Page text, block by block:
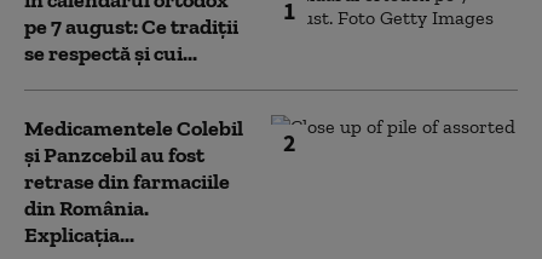
1
pe 7 august: Ce tradiții
se respectă și cui...
2
Medicamentele Colebil
și Panzcebil au fost
retrase din farmaciile
din România.
Explicația...